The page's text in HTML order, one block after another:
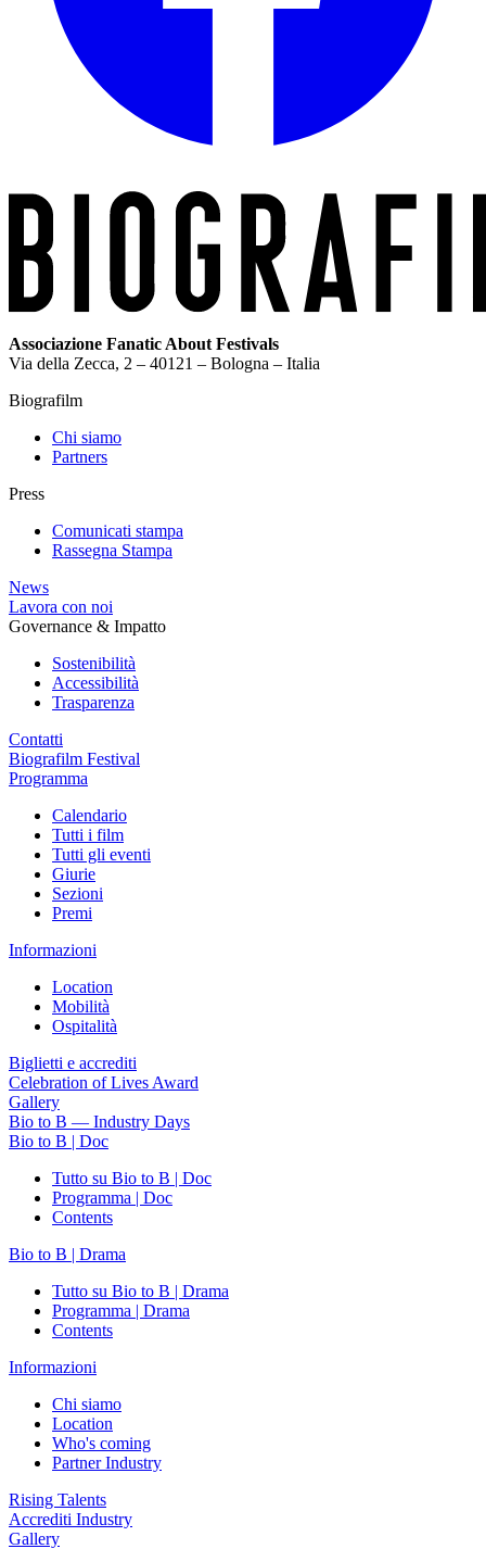
Associazione Fanatic About Festivals
Via della Zecca, 2 – 40121 – Bologna – Italia
Biografilm
Chi siamo
Partners
Press
Comunicati stampa
Rassegna Stampa
News
Lavora con noi
Governance & Impatto
Sostenibilità
Accessibilità
Trasparenza
Contatti
Biografilm Festival
Programma
Calendario
Tutti i film
Tutti gli eventi
Giurie
Sezioni
Premi
Informazioni
Location
Mobilità
Ospitalità
Biglietti e accrediti
Celebration of Lives Award
Gallery
Bio to B — Industry Days
Bio to B | Doc
Tutto su Bio to B | Doc
Programma | Doc
Contents
Bio to B | Drama
Tutto su Bio to B | Drama
Programma | Drama
Contents
Informazioni
Chi siamo
Location
Who's coming
Partner Industry
Rising Talents
Accrediti Industry
Gallery